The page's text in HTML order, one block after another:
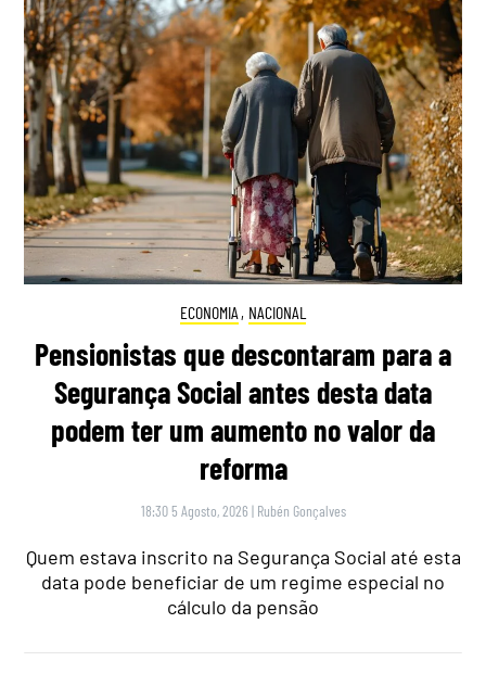
ECONOMIA , NACIONAL
Pensionistas que descontaram para a
Segurança Social antes desta data
podem ter um aumento no valor da
reforma
18:30 5 Agosto, 2026 | Rubén Gonçalves
Quem estava inscrito na Segurança Social até esta
data pode beneficiar de um regime especial no
cálculo da pensão